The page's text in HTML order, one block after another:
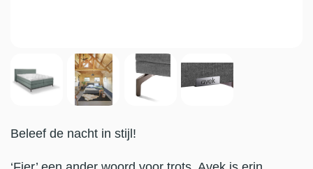
Beleef de nacht in stijl!